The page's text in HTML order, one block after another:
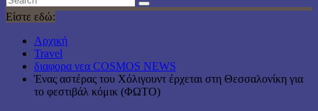
Είστε εδώ:
Αρχική
Travel
διαφορα νεα COSMOS NEWS
Ένας αστέρας του Χόλιγουντ έρχεται στη Θεσσαλονίκη για
το φεστιβάλ κόμικ (ΦΩΤΟ)